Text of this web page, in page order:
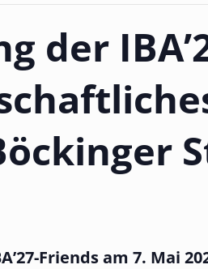
der
Friends am 7. Mai